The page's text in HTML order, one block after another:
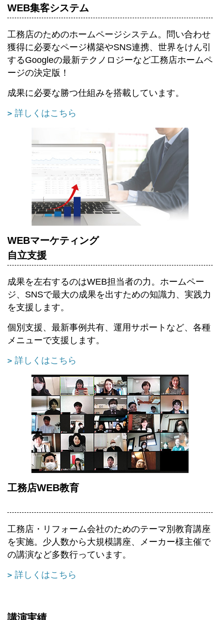
WEB集客システム
工務店のためのホームページシステム。 問い合わせ
獲得に必要なページ構築やSNS連携、世界をけん引
するGoogleの最新テクノロジーなど工務店ホームペ
ージの決定版！
成果に必要な勝つ仕組みを搭載しています。
詳しくはこちら
WEBマーケティング
自立支援
成果を左右するのはWEB担当者の力。ホームペー
ジ、SNSで最大の成果を出すための知識力、実践力
を支援します。
個別支援、最新事例共有、運用サポートなど、各種
メニューで支援します。
詳しくはこちら
工務店WEB教育
工務店・リフォーム会社のためのテーマ別教育講座
を実施。少人数から大規模講座、メーカー様主催で
の講演など多数行っています。
詳しくはこちら
講演実績